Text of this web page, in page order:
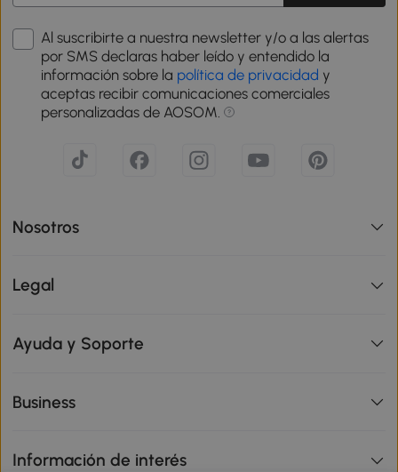
Al suscribirte a nuestra newsletter y/o a las alertas
por SMS declaras haber leído y entendido la
información sobre la política de privacidad y
aceptas recibir comunicaciones comerciales
personalizadas de AOSOM.
Nosotros
Legal
Ayuda y Soporte
Business
Información de interés